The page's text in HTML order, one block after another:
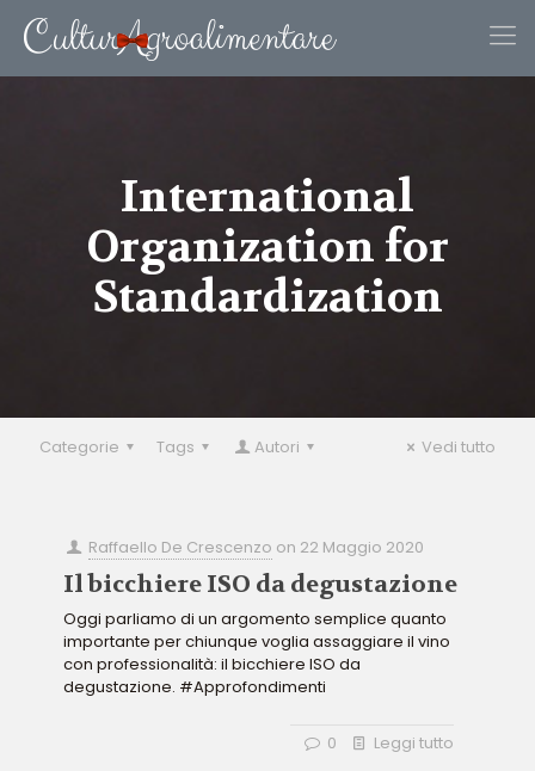
International
Organization for
Standardization
Categorie Tags Autori Vedi tutto
Raffaello De Crescenzo on 22 Maggio 2020
Il bicchiere ISO da degustazione
Oggi parliamo di un argomento semplice quanto
importante per chiunque voglia assaggiare il vino
con professionalità: il bicchiere ISO da
degustazione. #Approfondimenti
0 Leggi tutto